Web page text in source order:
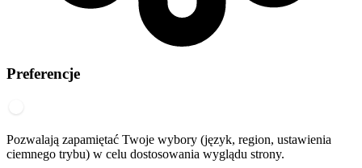
Preferencje
Pozwalają zapamiętać Twoje wybory (język, region, ustawienia
ciemnego trybu) w celu dostosowania wyglądu strony.